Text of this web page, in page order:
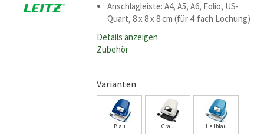
Anschlagleiste: A4, A5, A6, Folio, US-
Quart, 8 x 8 x 8 cm (für 4-fach Lochung)
Details anzeigen
Zubehör
Varianten
Blau Grau Hellblau